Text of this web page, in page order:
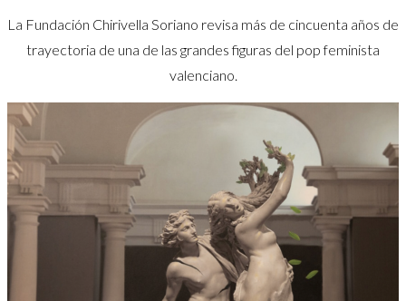
La Fundación Chirivella Soriano revisa más de cincuenta años de
trayectoria de una de las grandes figuras del pop feminista
valenciano.